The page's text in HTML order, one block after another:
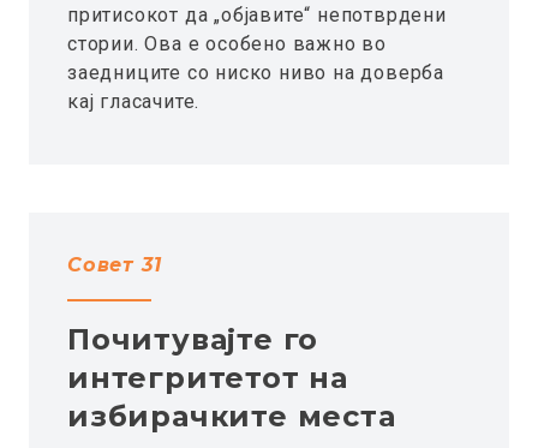
притисокот да „објавите“ непотврдени
стории. Ова е особено важно во
заедниците со ниско ниво на доверба
кај гласачите.
Совет 31
Почитувајте го
интегритетот на
избирачките места